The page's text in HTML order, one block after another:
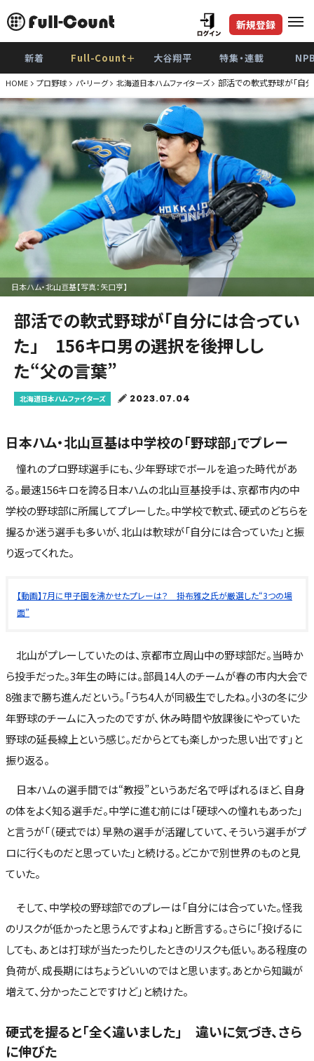
新規登録
新着 Full-Count＋ 大谷翔平 特集・連載
HOME プロ野球 パ・リーグ 北海道日本ハムファイターズ 部活での軟式野球が「自
日本ハム・北山亘基【写真：矢口亨】
部活での軟式野球が「自分には合ってい
た」 156キロ男の選択を後押しし
た“父の言葉”
北海道日本ハムファイターズ 2023.07.04
日本ハム・北山亘基は中学校の「野球部」でプレー
憧れのプロ野球選手にも、少年野球でボールを追った時代があ
る。最速156キロを誇る日本ハムの北山亘基投手は、京都市内の中
学校の野球部に所属してプレーした。中学校で軟式、硬式のどちらを
握るか迷う選手も多いが、北山は軟球が「自分には合っていた」と振
り返ってくれた。
【動画】7月に甲子園を沸かせたプレーは？ 掛布雅之氏が厳選した“3つの場
面”
北山がプレーしていたのは、京都市立周山中の野球部だ。当時か
ら投手だった。3年生の時には。部員14人のチームが春の市内大会で
8強まで勝ち進んだという。「うち4人が同級生でしたね。小3の冬に少
年野球のチームに入ったのですが、休み時間や放課後にやっていた
野球の延長線上という感じ。だからとても楽しかった思い出です」と
振り返る。
日本ハムの選手間では“教授”というあだ名で呼ばれるほど、自身
の体をよく知る選手だ。中学に進む前には「硬球への憧れもあった」
と言うが「（硬式では）早熟の選手が活躍していて、そういう選手がプ
ロに行くものだと思っていた」と続ける。どこかで別世界のものと見
ていた。
そして、中学校の野球部でのプレーは「自分には合っていた。怪我
のリスクが低かったと思うんですよね」と断言する。さらに「投げるに
しても、あとは打球が当たったりしたときのリスクも低い。ある程度の
負荷が、成長期にはちょうどいいのではと思います。あとから知識が
増えて、分かったことですけど」と続けた。
硬式を握ると「全く違いました」 違いに気づき、さら
に伸びた